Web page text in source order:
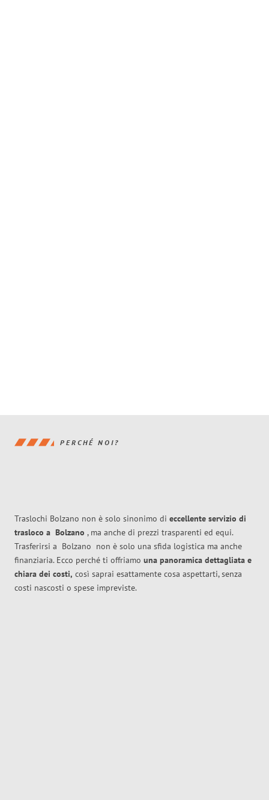
PERCHÉ NOI?
Traslochi Bolzano non è solo sinonimo di eccellente servizio di
trasloco a Bolzano , ma anche di prezzi trasparenti ed equi.
Trasferirsi a Bolzano non è solo una sfida logistica ma anche
finanziaria. Ecco perché ti offriamo una panoramica dettagliata e
chiara dei costi, così saprai esattamente cosa aspettarti, senza
costi nascosti o spese impreviste.